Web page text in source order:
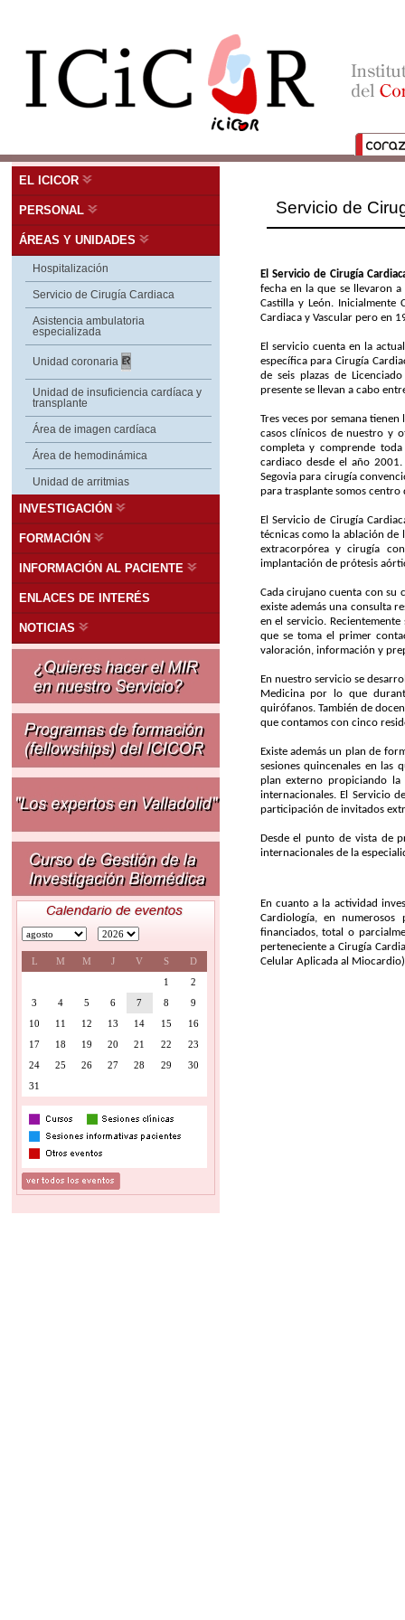
EL ICICOR
PERSONAL
ÁREAS Y UNIDADES
Hospitalización
Servicio de Cirugía Cardiaca
Asistencia ambulatoria
especializada
Unidad coronaria
Unidad de insuficiencia cardíaca y
transplante
Área de imagen cardíaca
Área de hemodinámica
Unidad de arritmias
INVESTIGACIÓN
FORMACIÓN
INFORMACIÓN AL PACIENTE
ENLACES DE INTERÉS
NOTICIAS
L M M J V S
D
1
2
3
4 5 6 7 8
9
10
11 12 13 14 15
16
17
18 19 20 21 22
23
24
25 26 27 28 29
30
31
Servicio de
El Servicio de Cirugía
fecha en la que se llevaron
Castilla y León. Inicialmente
Cardiaca y Vascular pero en
El servicio cuenta en la
específica para Cirugía
de seis plazas de
presente se llevan a cabo
Tres veces por semana
casos clínicos de nuestro y
completa y comprende
cardiaco desde el año
Segovia para cirugía
para trasplante somos
El Servicio de Cirugía
técnicas como la ablación
extracorpórea y cirugía
implantación de prótesis
Cada cirujano cuenta con su
existe además una consulta
en el servicio.
que se toma el primer
valoración, información y
En nuestro servicio se
Medicina por lo que
quirófanos. También de
que contamos con cinco
Existe además un plan de
sesiones quincenales en las
plan externo propiciando la
internacionales. El Servicio
participación de invitados
Desde el punto de vista de
internacionales de la
En cuanto a la actividad
Cardiología, en
financiados, total o
perteneciente a Cirugía
Celular Aplicada al